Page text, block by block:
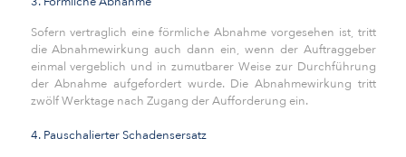
Sofern vertraglich eine förmliche Abnahme vorgesehen ist, tritt
die Abnahmewirkung auch dann ein, wenn der Auftraggeber
einmal vergeblich und in zumutbarer Weise zur Durchführung
der Abnahme aufgefordert wurde. Die Abnahmewirkung tritt
zwölf Werktage nach Zugang der Aufforderung ein.
4. Pauschalierter Schadensersatz